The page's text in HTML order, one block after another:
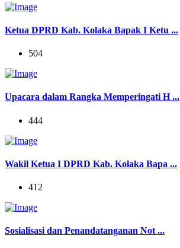
Ketua DPRD Kab. Kolaka Bapak I Ketu ...
504
Upacara dalam Rangka Memperingati H ...
444
Wakil Ketua I DPRD Kab. Kolaka Bapa ...
412
Sosialisasi dan Penandatanganan Not ...